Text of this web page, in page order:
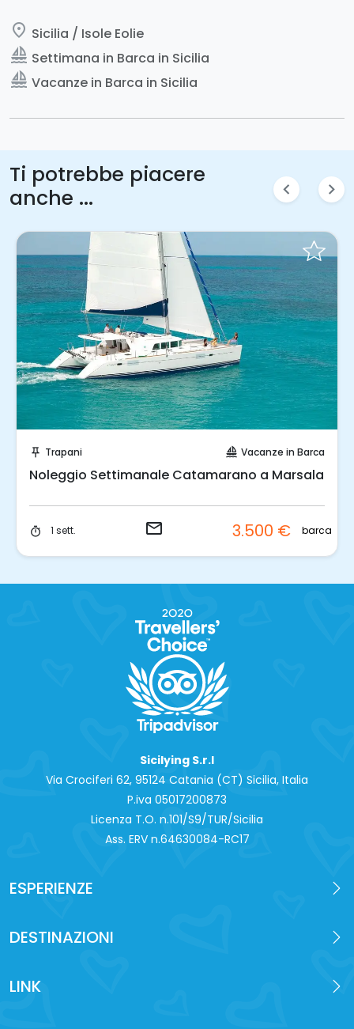
place Sicilia / Isole Eolie
sailing Settimana in Barca in Sicilia
sailing Vacanze in Barca in Sicilia
Ti potrebbe piacere
anche ...
chevron_left chevron_right
push_pin Trapani sailing Vacanze in Barca
Noleggio Settimanale Catamarano a Marsala
timer 1 sett. email 3.500 € barca
Sicilying S.r.l
Via Crociferi 62, 95124 Catania (CT) Sicilia, Italia
P.iva 0‍5017200873
Licenza T.O. n.101/S9/TUR/Sicilia
Ass. ERV n.64630084-RC17
ESPERIENZE
DESTINAZIONI
LINK